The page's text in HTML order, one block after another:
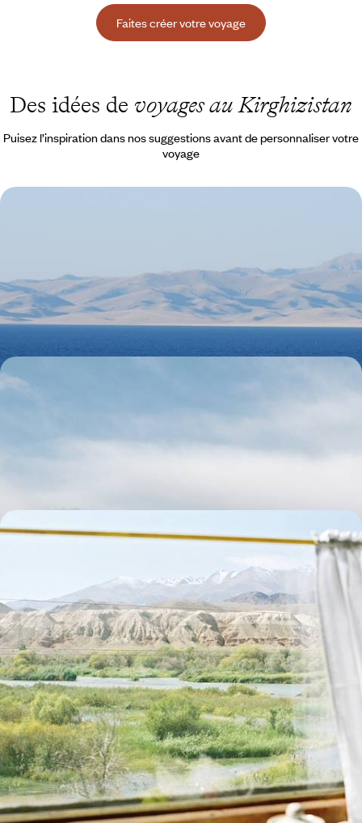
Faites créer votre voyage
Des idées de voyages au Kirghizistan
Puisez l’inspiration dans nos suggestions avant de personnaliser votre
voyage
magistraux de Suusamyr : des paysages parmi les plus beaux d'Asie
centrale
13 jours, de 6100 à 8200 $ CA
De Bichkek à Boukhara - Montagnes kirghizes et
Kirghizstan, art islamique d’Ouzbékistan
Asie centrale - Train spécial au pays de Tamerlan
Kazakhstan, Kirghizstan, Ouzbékistan, voyager de gare en gare sur la
18 jours, de 16800 à 23100 $ CA
Toutes nos suggestions de voyages au Kirghizistan (5)
Pourquoi partir avec
Voyageursau Kirghizistan?